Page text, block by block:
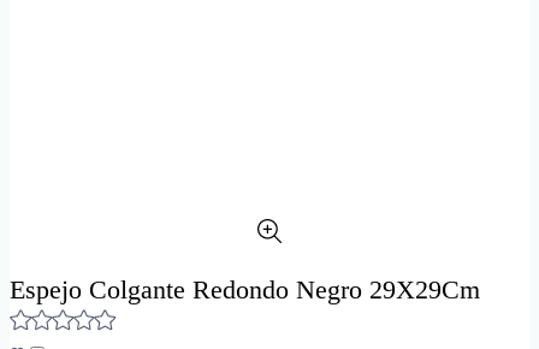
Espejo Colgante Redondo Negro 29X29Cm